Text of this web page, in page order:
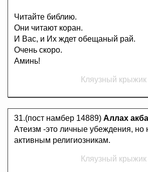
Читайте библию.
Они читают коран.
И Вас, и Их ждет обещаный рай.
Очень скоро.
Аминь!
Кляузный крыжик
31.(пост намбер 14889) Аллах
Атеизм -это личные убеждения, но
активным религиозникам.
Кляузный крыжик